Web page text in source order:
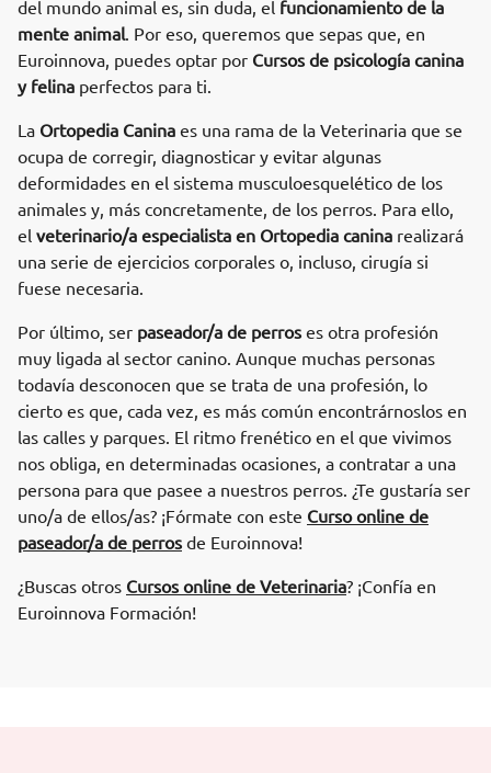
del mundo animal es, sin duda, el funcionamiento de la
mente animal. Por eso, queremos que sepas que, en
Euroinnova, puedes optar por Cursos de psicología canina
y felina perfectos para ti.
La Ortopedia Canina es una rama de la Veterinaria que se
ocupa de corregir, diagnosticar y evitar algunas
deformidades en el sistema musculoesquelético de los
animales y, más concretamente, de los perros. Para ello,
el veterinario/a especialista en Ortopedia canina realizará
una serie de ejercicios corporales o, incluso, cirugía si
fuese necesaria.
Por último, ser paseador/a de perros es otra profesión
muy ligada al sector canino. Aunque muchas personas
todavía desconocen que se trata de una profesión, lo
cierto es que, cada vez, es más común encontrárnoslos en
las calles y parques. El ritmo frenético en el que vivimos
nos obliga, en determinadas ocasiones, a contratar a una
persona para que pasee a nuestros perros. ¿Te gustaría ser
uno/a de ellos/as? ¡Fórmate con este Curso online de
paseador/a de perros de Euroinnova!
¿Buscas otros Cursos online de Veterinaria? ¡Confía en
Euroinnova Formación!